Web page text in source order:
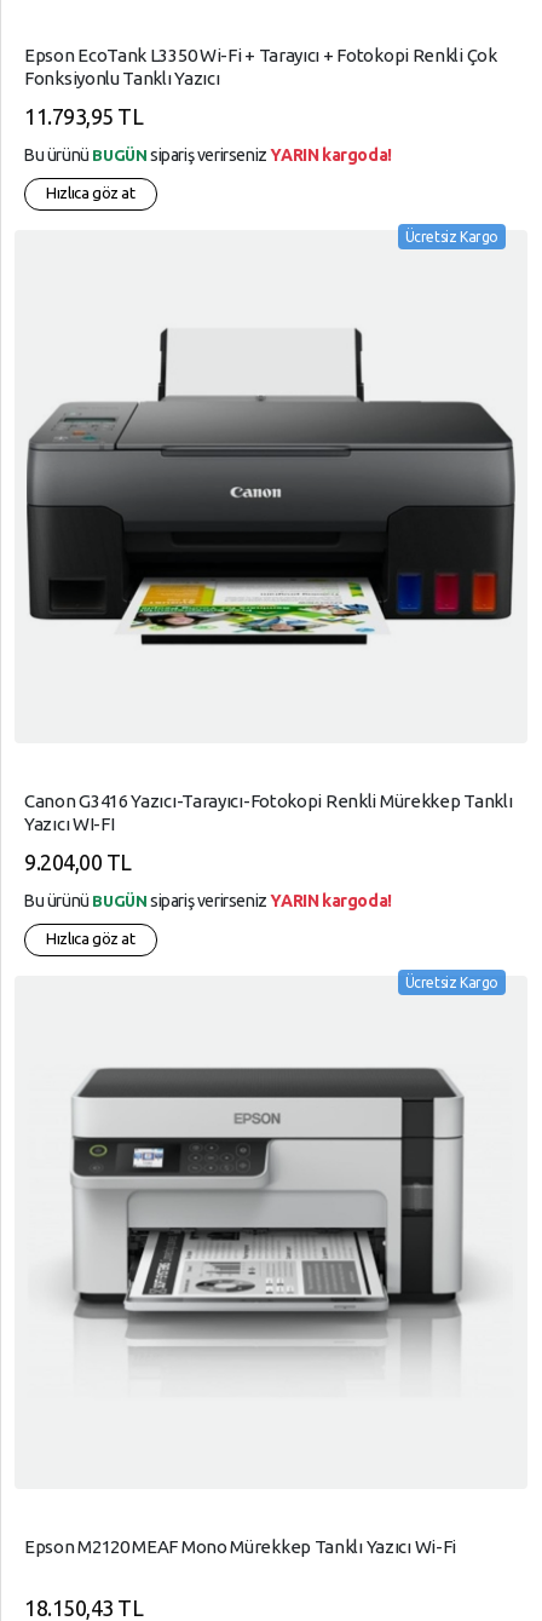
Market
Aksesuarları
Tüketici
Elektroniği
YARDIM
VE
AYARLAR
Gizlilik
Epson EcoTank L3350 Wi-Fi + Tarayıcı + Fotokopi Renkli Çok
Fonksiyonlu Tanklı Yazıcı
11.793,95 TL
Bu ürünü BUGÜN sipariş verirsenizYARIN kargoda!
Hızlıca göz at
Ücretsiz Kargo
Canon G3416 Yazıcı-Tarayıcı-Fotokopi Renkli Mürekkep Tanklı
Yazıcı WI-FI
9.204,00 TL
Bu ürünü BUGÜN sipariş verirsenizYARIN kargoda!
Hızlıca göz at
Ücretsiz Kargo
Epson M2120 MEAF Mono Mürekkep Tanklı Yazıcı Wi-Fi
18.150,43 TL